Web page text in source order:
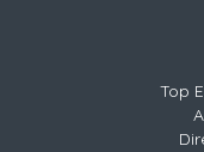
Top